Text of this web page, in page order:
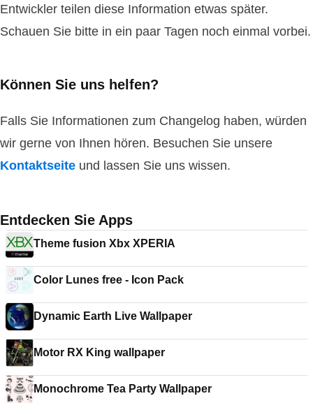
Entwickler teilen diese Information etwas später.
Schauen Sie bitte in ein paar Tagen noch einmal vorbei.
Können Sie uns helfen?
Falls Sie Informationen zum Changelog haben, würden
wir gerne von Ihnen hören. Besuchen Sie unsere
Kontaktseite und lassen Sie uns wissen.
Entdecken Sie Apps
Theme fusion Xbx XPERIA
Color Lunes free - Icon Pack
Dynamic Earth Live Wallpaper
Motor RX King wallpaper
Monochrome Tea Party Wallpaper